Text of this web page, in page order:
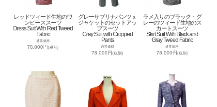
レッドツィード生地のワ
ンピーススーツ
Dress Suit With Red Tweed
Fabric
通常価格
78,000円(税別)
グレーサブリナパンツｘ
ジャケットのセットアッ
プスーツ
Gray Suit with Cropped
Pants
通常価格
78,000円(税別)
ラメ入りのブラック・グ
レーのツィード生地のス
カートスーツ
Skirt Suit With Black and
Gray Tweed Fabric
通常価格
78,000円(税別)